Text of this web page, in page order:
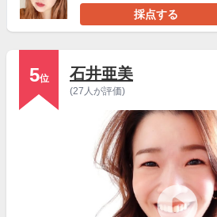
採点する
5位 石井亜美
(27人が評価)